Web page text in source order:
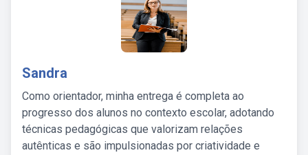
Sandra
Como orientador, minha entrega é completa ao
progresso dos alunos no contexto escolar, adotando
técnicas pedagógicas que valorizam relações
autênticas e são impulsionadas por criatividade e